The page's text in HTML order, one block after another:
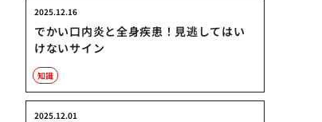
でかい口内炎と全身疾患！見逃してはい
けないサイン
2025.12.16
知識
2025.12.01